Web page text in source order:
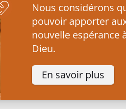
Nous considérons
pouvoir apporter
nouvelle espérance
Dieu.
En savoir plus